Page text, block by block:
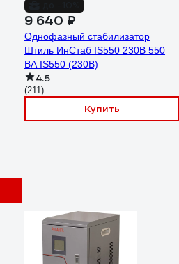
9 640 ₽
Однофазный cтабилизатор
Штиль ИнСтаб IS550 230В 550
ВА IS550 (230В)
4.5
(211)
Купить